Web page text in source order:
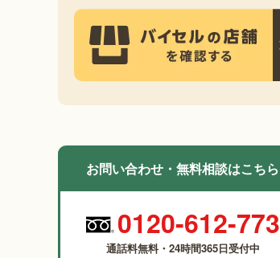
お問い合わせ・無料相談はこちら
0120-612-773
通話料無料・24時間365日受付中